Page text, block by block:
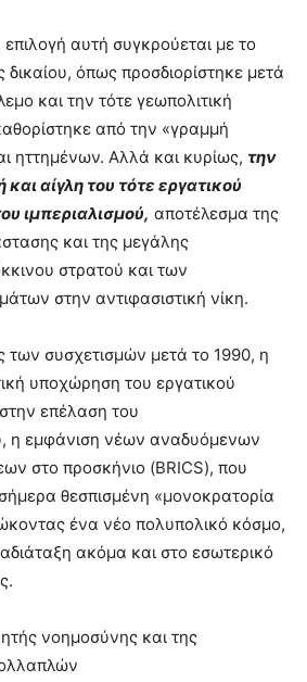
αυτή συγκρούεται με το
δικαίου, όπως προσδιορίστηκε μετά
και την τότε γεωπολιτική
από την «γραμμή
ηττημένων. Αλλά και κυρίως, την
αίγλη του τότε εργατικού
ιμπεριαλισμού, αποτέλεσμα της
και της μεγάλης
στρατού και των
στην αντιφασιστική νίκη.
των συσχετισμών μετά το 1990, η
υποχώρηση του εργατικού
επέλαση του
η εμφάνιση νέων αναδυόμενων
στο προσκήνιο (BRICS), που
θεσπισμένη «μονοκρατορία
ένα νέο πολυπολικό κόσμο,
ακόμα και στο εσωτερικό
νοημοσύνης και της